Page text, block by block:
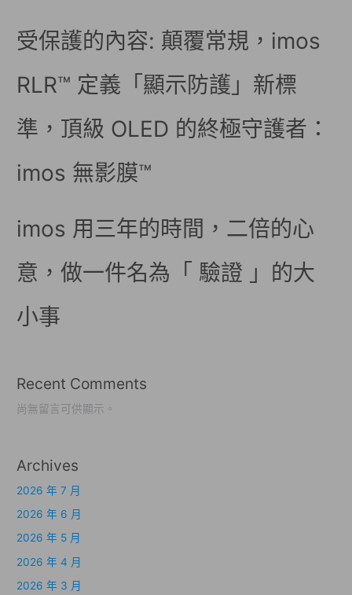
受保護的內容: 顛覆常規，imos
RLR™ 定義「顯示防護」新標
準，頂級 OLED 的終極守護者：
imos 無影膜™
imos 用三年的時間，二倍的心
意，做一件名為「 驗證 」的大
小事
Recent Comments
尚無留言可供顯示。
Archives
2026 年 7 月
2026 年 6 月
2026 年 5 月
2026 年 4 月
2026 年 3 月